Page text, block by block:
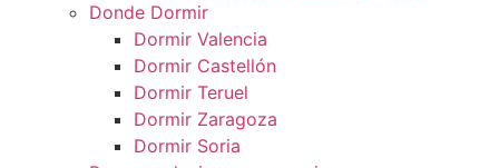
Donde Dormir
Dormir Valencia
Dormir Castellón
Dormir Teruel
Dormir Zaragoza
Dormir Soria